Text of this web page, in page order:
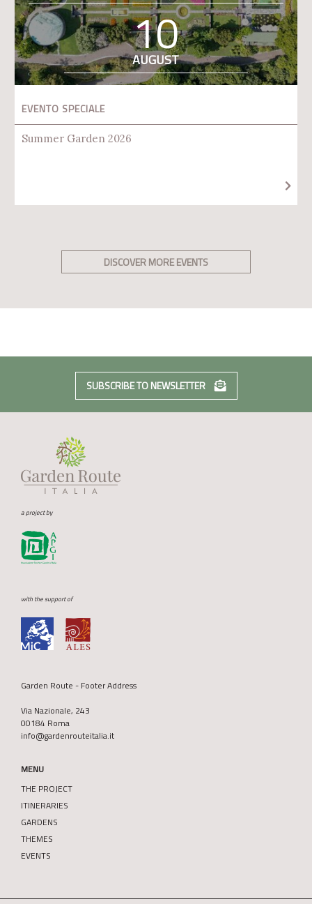
10
AUGUST
EVENTO SPECIALE
Summer Garden 2026
DISCOVER MORE EVENTS
SUBSCRIBE TO NEWSLETTER
a project by
with the support of
Garden Route - Footer Address
Via Nazionale, 243
00184 Roma
info@gardenrouteitalia.it
MENU
THE PROJECT
ITINERARIES
GARDENS
THEMES
EVENTS